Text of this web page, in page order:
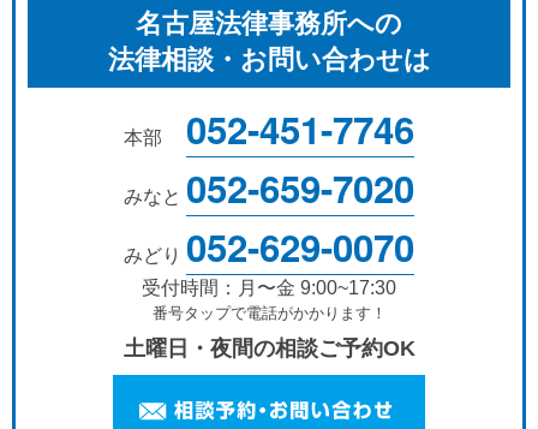
名古屋法律事務所への
法律相談・お問い合わせは
本部 052-451-7746
みなと 052-659-7020
みどり 052-629-0070
受付時間：月〜金 9:00~17:30
番号タップで電話がかかります！
土曜日・夜間の相談ご予約OK